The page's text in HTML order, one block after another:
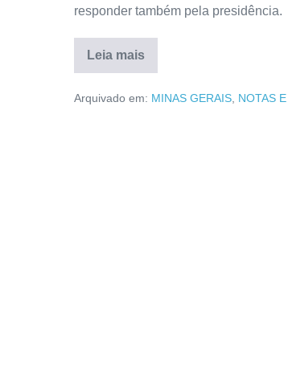
responder também pela presidência.
Leia mais
Arquivado em: MINAS GERAIS, NOTAS